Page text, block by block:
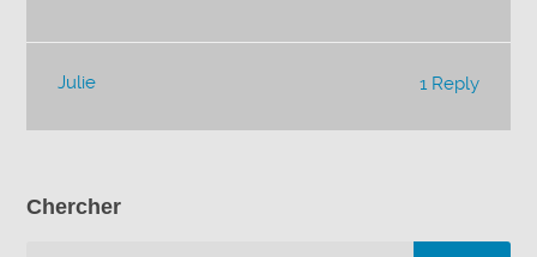
1 Reply
Julie
Chercher